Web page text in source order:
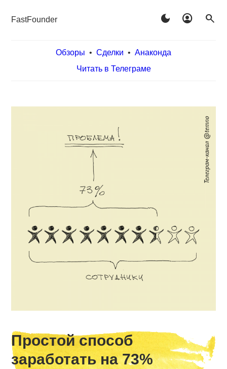
FastFounder dark_mode account_circle search
Обзоры • Сделки • Анаконда
Читать в Телеграме
Простой способ
заработать на 73%